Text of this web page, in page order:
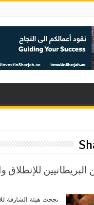
البريطانيين
نجحت هيئة الشارقة